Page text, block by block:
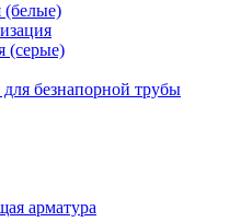
(белые)
(серые)
безнапорной трубы
арматура